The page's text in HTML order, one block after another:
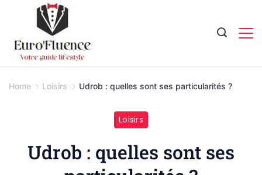
content
Home Loisirs Udrob : quelles sont ses particularités ?
Loisirs
Udrob : quelles sont ses